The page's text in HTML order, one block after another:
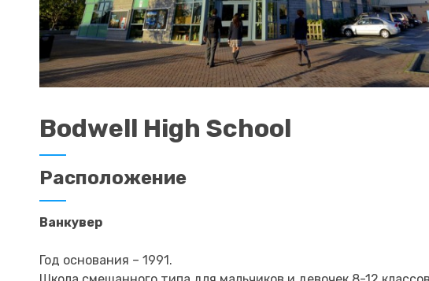
Bodwell High School
Расположение
Ванкувер
Год основания – 1991.